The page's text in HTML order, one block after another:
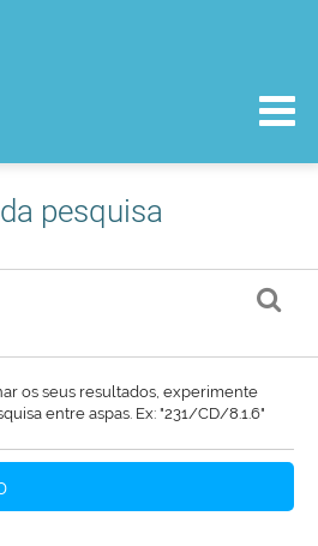
pesquisa
os seus resultados, experimente
entre aspas. Ex: "231/CD/8.1.6"